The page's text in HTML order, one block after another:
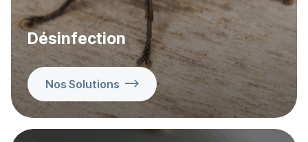
Désinfection
Nos Solutions